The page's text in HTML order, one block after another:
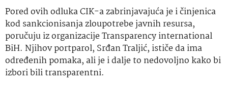
Pored ovih odluka CIK-a zabrinjavajuća je i činjenica
kod sankcionisanja zloupotrebe javnih resursa,
poručuju iz organizacije Transparency international
BiH. Njihov portparol, Srđan Traljić, ističe da ima
određenih pomaka, ali je i dalje to nedovoljno kako bi
izbori bili transparentni.